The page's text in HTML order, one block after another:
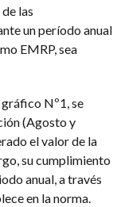
las
un período anual
EMRP, sea
Nº1, se
(Agosto y
el valor de la
su cumplimiento
anual, a través
en la norma.